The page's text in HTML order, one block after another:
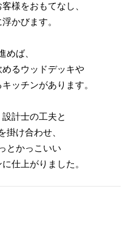
様をおもてなし、
かびます。
めば、
るウッドデッキや
ッチンがあります。
計士の工夫と
掛け合わせ、
とかっこいい
仕上がりました。